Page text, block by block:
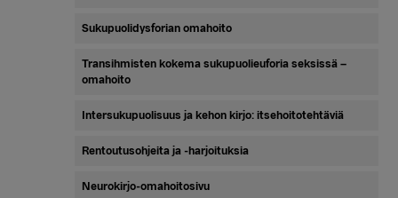
Sukupuolidysforian omahoito
Transihmisten kokema sukupuolieuforia seksissä –
omahoito
Intersukupuolisuus ja kehon kirjo: itsehoitotehtäviä
Rentoutusohjeita ja -harjoituksia
Neurokirjo-omahoitosivu